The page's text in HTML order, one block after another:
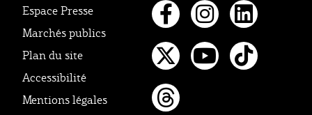
Espace Presse
Marchés publics
Plan du site
Accessibilité
Mentions légales
Facebook
Twitter